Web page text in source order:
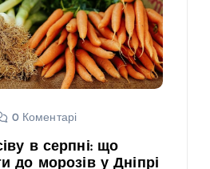
0 Коментарі
в серпні: що
до морозів у Дніпрі